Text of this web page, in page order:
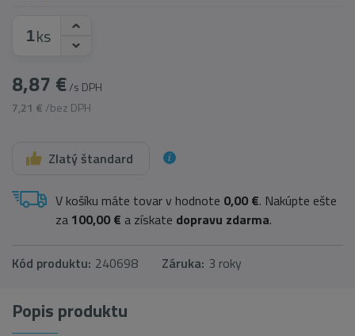
ks
8,87 €/s DPH
7,21 € /bez DPH
Zlatý štandard
V košíku máte tovar v hodnote 0,00 €. Nakúpte ešte
za 100,00 € a získate dopravu zdarma.
Kód produktu: 240698 Záruka: 3 roky
Popis produktu